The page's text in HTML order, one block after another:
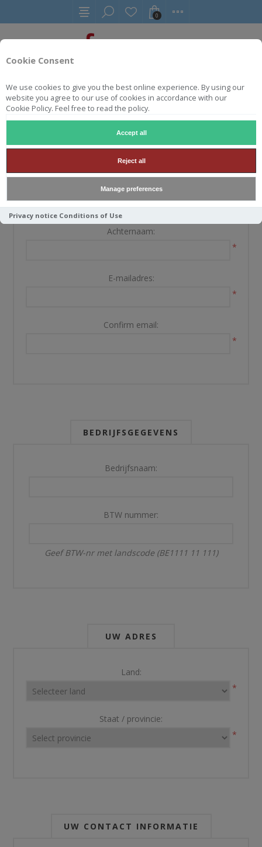
Cookie Consent
We use cookies to give you the best online experience. By using our
website you agree to our use of cookies in accordance with our
Cookie Policy. Feel free to read the policy.
Accept all
Reject all
Manage preferences
Privacy notice Conditions of Use
0
REGISTREREN
UW PERSOONLIJKE GEGEVENS
Voornaam:
*
Achternaam:
*
E-mailadres:
*
Confirm email:
*
BEDRIJFSGEGEVENS
Bedrijfsnaam:
BTW nummer:
Geef BTW-nr met landscode (BE1111 11 111)
UW ADRES
Land:
*
Staat / provincie:
*
UW CONTACT INFORMATIE